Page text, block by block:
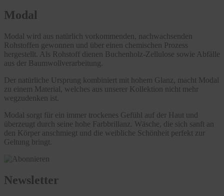
Modal
Modal wird aus natürlich vorkommenden, nachwachsenden
Rohstoffen gewonnen und über einen chemischen Prozess
hergestellt. Als Rohstoff dienen Buchenholz-Zellulose sowie Abfälle
aus der Baumwollverarbeitung.
Der natürliche Ursprung kombiniert mit hohem Glanz, macht Modal
zu einem Material, welches aus unserer Kollektion nicht mehr
wegzudenken ist.
Modal sorgt für ein immer trockenes Gefühl auf der Haut und
überzeugt durch seine hohe Farbbrillanz. Wäsche, die sich sanft an
den Körper anschmiegt und die weibliche Schönheit perfekt zur
Geltung bringt.
Newsletter